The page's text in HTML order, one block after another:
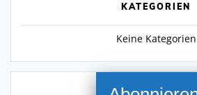
KATEGORIEN
Keine Kategorien
META